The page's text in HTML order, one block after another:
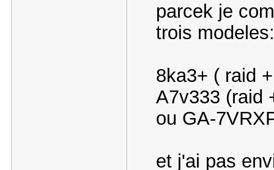
parcek je
trois
8ka3+ ( raid
A7v333 (raid
ou GA-
et j'ai pas